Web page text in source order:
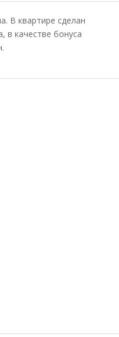
В квартире сделан
в качестве бонуса